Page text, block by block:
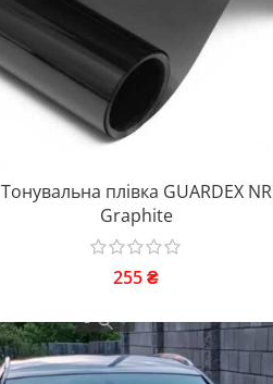
Тонувальна плівка GUARDEX NR
Graphite
255₴